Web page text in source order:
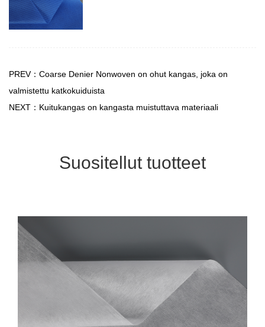
PREV：Coarse Denier Nonwoven on ohut kangas, joka on
valmistettu katkokuiduista
NEXT：Kuitukangas on kangasta muistuttava materiaali
Suositellut tuotteet